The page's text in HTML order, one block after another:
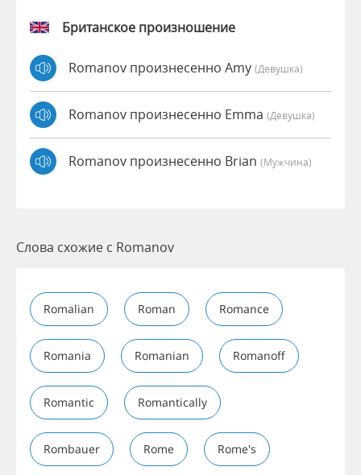
Британское произношение
Romanov произнесенно Amy (девушка)
Romanov произнесенно Emma (девушка)
Romanov произнесенно Brian (мужчина)
Слова схожие с Romanov
Romalian Roman Romance
Romania Romanian Romanoff
Romantic Romantically
Rombauer Rome Rome's